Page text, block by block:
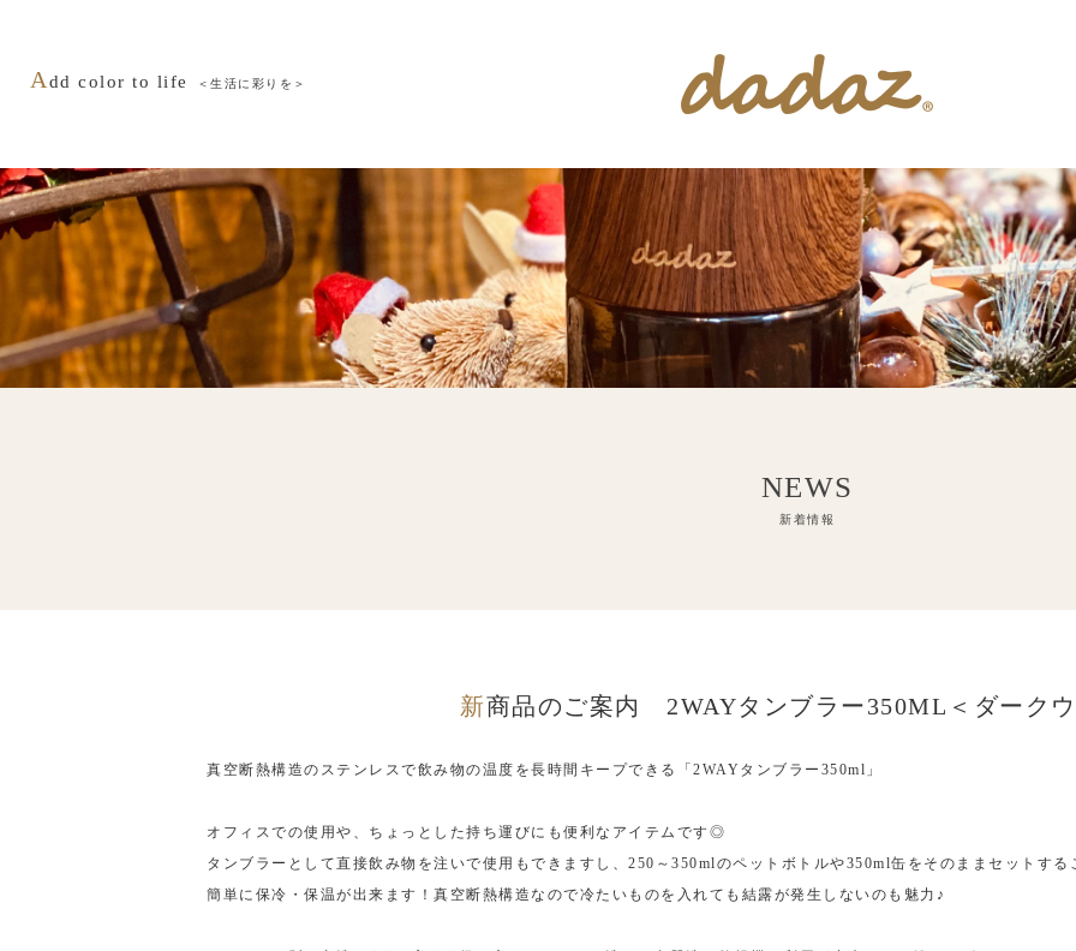
Add color to life ＜生活に彩りを＞
AROMA
NEWS
新着情報
新商品のご案内 2WAYタンブラー350ML＜ダーク
真空断熱構造のステンレスで飲み物の温度を長時間キープできる「2WAYタンブラー350ml」
オフィスでの使用や、ちょっとした持ち運びにも便利なアイテムです◎
タンブラーとして直接飲み物を注いで使用もできますし、250～350mlのペットボトルや350ml缶をそのままセットす
簡単に保冷・保温が出来ます！真空断熱構造なので冷たいものを入れても結露が発生しないのも魅力♪